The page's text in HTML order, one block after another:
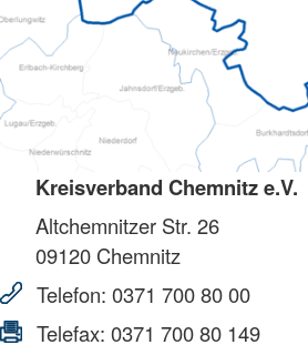
Kreisverband Chemnitz e.V.
Altchemnitzer Str. 26
09120 Chemnitz
Telefon: 0371 700 80 00
Telefax: 0371 700 80 149